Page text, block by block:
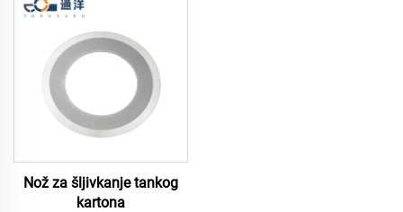
Nož za šljivkanje tankog
kartona